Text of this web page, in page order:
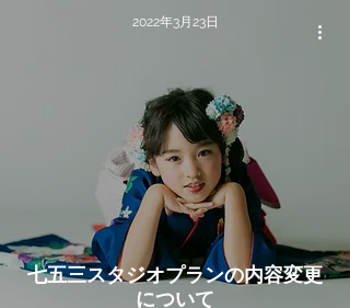
七五三スタジオプランの内容変更
について
2022年3月23日